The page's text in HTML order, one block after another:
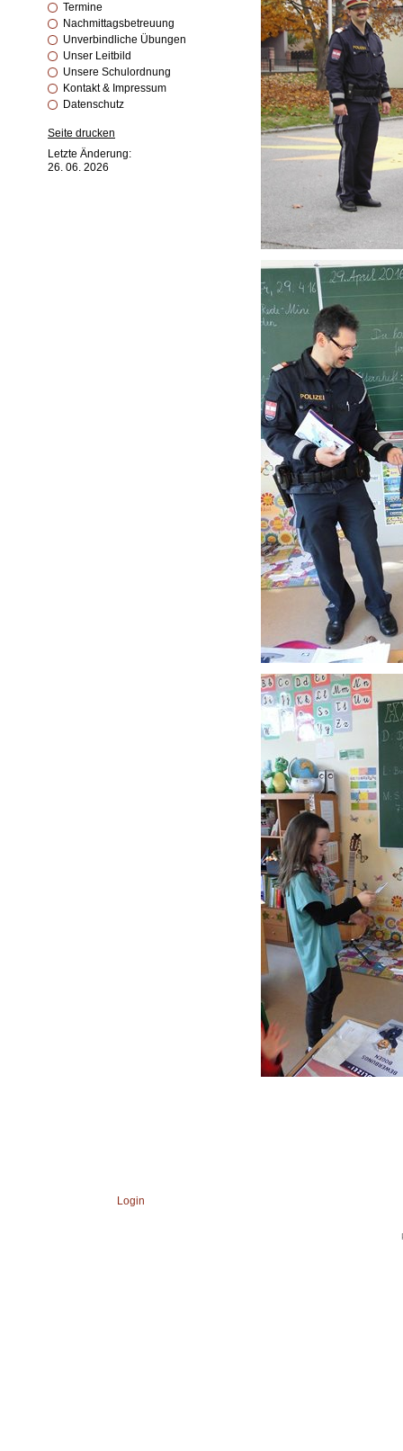
Termine
Nachmittagsbetreuung
Unverbindliche Übungen
Unser Leitbild
Unsere Schulordnung
Kontakt & Impressum
Datenschutz
Seite drucken
Letzte Änderung:
26. 06. 2026
Login